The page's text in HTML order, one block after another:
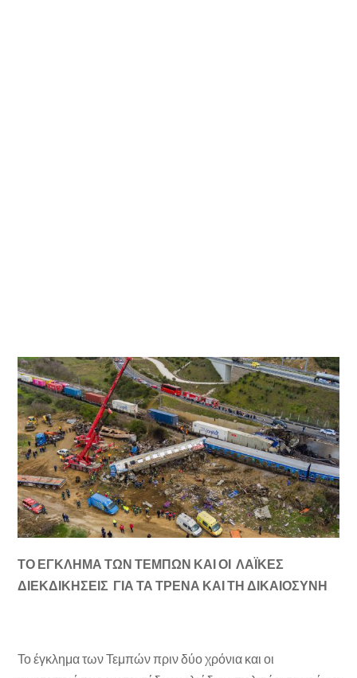
ΤΟ ΕΓΚΛΗΜΑ ΤΩΝ ΤΕΜΠΩΝ ΚΑΙ ΟΙ ΛΑΪΚΕΣ
ΔΙΕΚΔΙΚΗΣΕΙΣ ΓΙΑ ΤΑ ΤΡΕΝΑ ΚΑΙ ΤΗ ΔΙΚΑΙΟΣΥΝΗ
Το έγκλημα των Τεμπών πριν δύο χρόνια και οι